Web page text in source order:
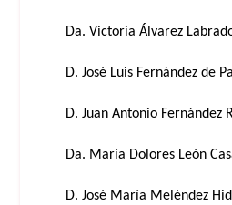
Da. Victoria Álvarez
D. José Luis Fernández de
D. Juan Antonio Fernández
Da. María Dolores León
D. José María Meléndez